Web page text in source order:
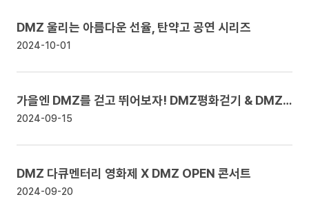
DMZ 울리는 아름다운 선율, 탄약고 공연 시리즈
2024-10-01
가을엔 DMZ를 걷고 뛰어보자! DMZ평화걷기 & DMZ평화마라톤 안내
2024-09-15
DMZ 다큐멘터리 영화제 X DMZ OPEN 콘서트
2024-09-20